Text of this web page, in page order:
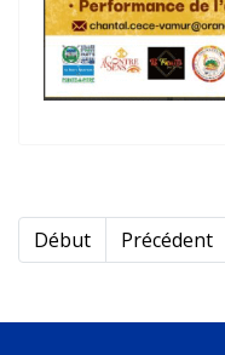
Début Précédent